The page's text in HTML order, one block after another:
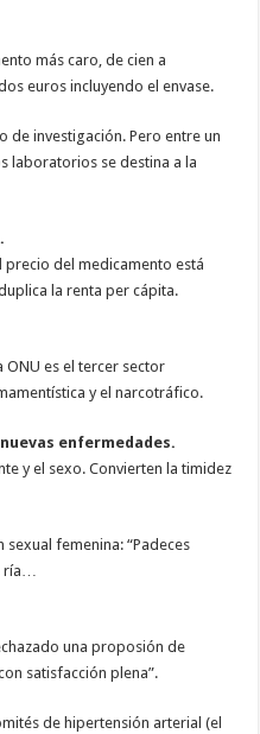
más caro, de cien a
euros incluyendo el envase.
de investigación. Pero entre un
laboratorios se destina a la
precio del medicamento está
la renta per cápita.
es el tercer sector
y el narcotráfico.
enfermedades.
y el sexo. Convierten la timidez
femenina: “Padeces
una proposión de
satisfacción plena”.
de hipertensión arterial (el